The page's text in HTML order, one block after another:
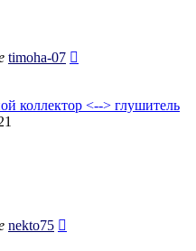
timoha-07
коллектор <--> глушитель
nekto75